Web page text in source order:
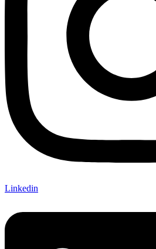
Linkedin